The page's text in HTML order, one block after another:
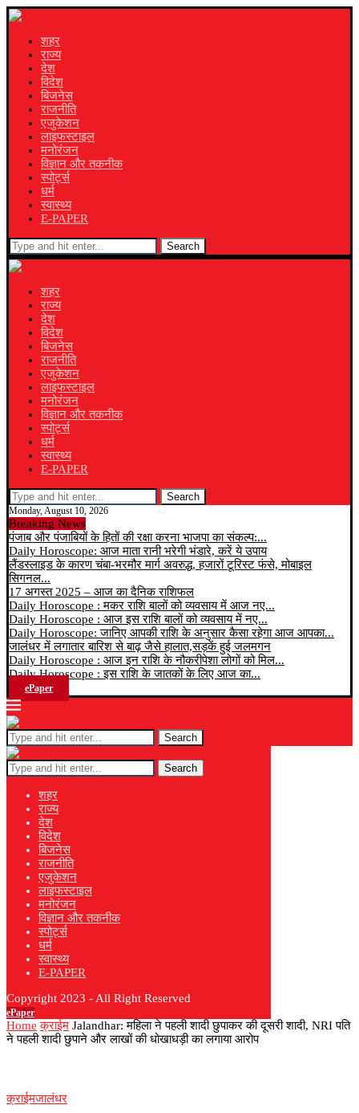
शहर
राज्य
देश
विदेश
बिजनेस
राजनीति
एजुकेशन
लाइफस्टाइल
मनोरंजन
विज्ञान और तकनीक
स्पोर्ट्स
धर्म
स्वास्थ्य
E-PAPER
Search
शहर
राज्य
देश
विदेश
बिजनेस
राजनीति
एजुकेशन
लाइफस्टाइल
मनोरंजन
विज्ञान और तकनीक
स्पोर्ट्स
धर्म
स्वास्थ्य
E-PAPER
Search
Monday, August 10, 2026
Breaking News
पंजाब और पंजाबियों के हितों की रक्षा करना भाजपा का संकल्प:...
Daily Horoscope: आज माता रानी भरेगी भंडारे, करें ये उपाय
लैंडस्लाइड के कारण चंबा-भरमौर मार्ग अवरुद्ध, हजारों टूरिस्ट फंसे, मोबाइल
सिगनल...
17 अगस्त 2025 – आज का दैनिक राशिफल
Daily Horoscope : मकर राशि बालों को व्यवसाय में आज नए...
Daily Horoscope : आज इस राशि बालों को व्यवसाय में नए...
Daily Horoscope: जानिए आपकी राशि के अनुसार कैसा रहेगा आज आपका...
जालंधर में लगातार बारिश से बाढ़ जैसे हालात,सड़कें हुई जलमगन
Daily Horoscope : आज इन राशि के नौकरीपेशा लोगों को मिल...
Daily Horoscope : इस राशि के जातकों के लिए आज का...
ePaper
Search
Search
शहर
राज्य
देश
विदेश
बिजनेस
राजनीति
एजुकेशन
लाइफस्टाइल
मनोरंजन
विज्ञान और तकनीक
स्पोर्ट्स
धर्म
स्वास्थ्य
E-PAPER
Copyright 2023 - All Right Reserved
ePaper
Home क्राईम Jalandhar: महिला ने पहली शादी छुपाकर की दूसरी शादी, NRI पति
ने पहली शादी छुपाने और लाखों की धोखाधड़ी का लगाया आरोप
क्राईमजालंधर